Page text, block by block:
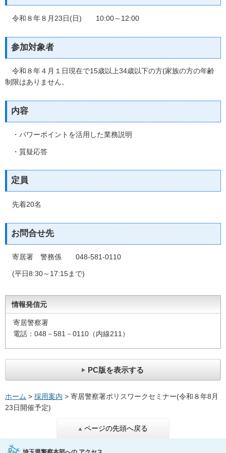
令和８年８月23日(日) 10:00～12:00
参加対象者
令和８年４月１日現在で15歳以上34歳以下の方(家族の方の年齢
制限はありません。
内容
・パワーポイントを活用した業務説明
・質疑応答
定員
先着20名
お問合せ先
寄居署 警務係 048‐581‐0110
(平日8:30～17:15まで)
情報発信元
寄居警察署
電話：048－581－0110（内線211）
PC版を表示する
ホーム > 採用案内 > 寄居警察署ポリスワークセミナー(令和８年8月
23日開催予定)
ページの先頭へ戻る